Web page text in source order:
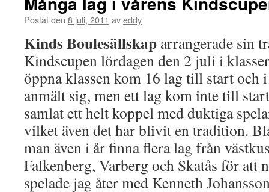
Postat den 8 juli, 2011 aveddy
Kinds Boulesällskap arrangerade sin
Kindscupen lördagen den 2 juli i
öppna klassen kom 16 lag till start och
anmält sig, men ett lag kom inte till
samlat ett helt koppel med duktiga
vilket även det har blivit en tradition.
man även i år finna flera lag från
Falkenberg, Varberg och Skatås för att
spelade jag åter med Kenneth